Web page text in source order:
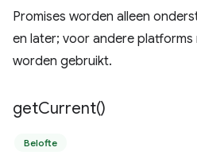
Promises worden alleen
en later; voor andere platforms
worden gebruikt.
getCurrent()
Belofte